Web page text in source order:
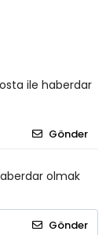
ile haberdar
Gönder
olmak
Gönder